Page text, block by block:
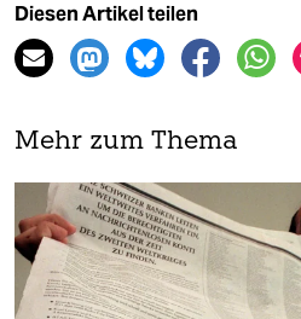
Diesen Artikel teilen
Mehr zum Thema